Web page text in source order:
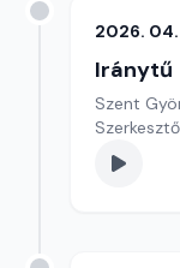
2026. 04.
Iránytű
Szent